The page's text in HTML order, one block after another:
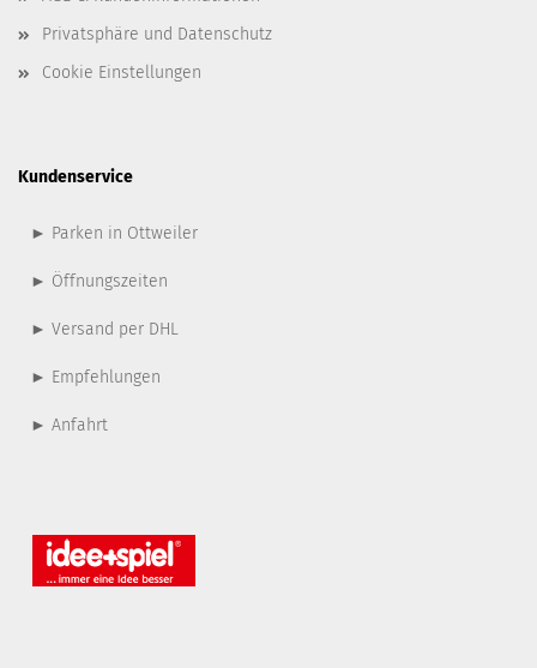
Privatsphäre und Datenschutz
Cookie Einstellungen
Kundenservice
► Parken in Ottweiler
► Öffnungszeiten
► Versand per DHL
► Empfehlungen
► Anfahrt